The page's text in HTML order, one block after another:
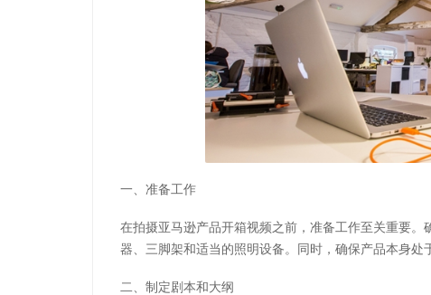
一、准备工作
在拍摄亚马逊产品开箱视频之前，准备工作至关重要
器、三脚架和适当的照明设备。同时，确保产品本身处
二、制定剧本和大纲